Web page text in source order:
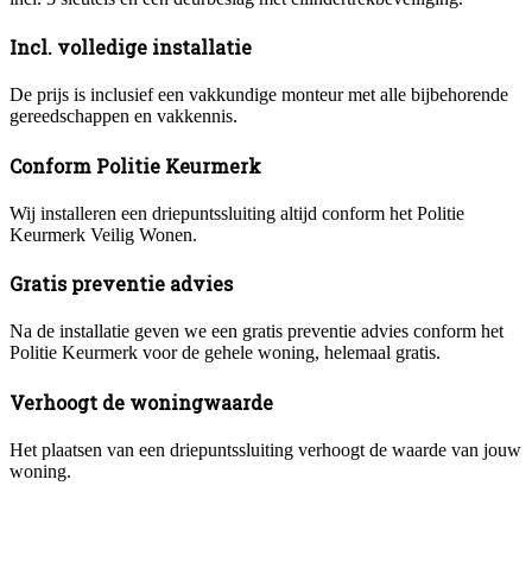
Incl. volledige installatie
De prijs is inclusief een vakkundige monteur met alle bijbehorende
gereedschappen en vakkennis.
Conform Politie Keurmerk
Wij installeren een driepuntssluiting altijd conform het Politie
Keurmerk Veilig Wonen.
Gratis preventie advies
Na de installatie geven we een gratis preventie advies conform het
Politie Keurmerk voor de gehele woning, helemaal gratis.
Verhoogt de woningwaarde
Het plaatsen van een driepuntssluiting verhoogt de waarde van jouw
woning.